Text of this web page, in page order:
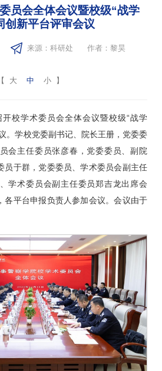
员会全体会议暨校级“战学
创新平台评审会议
来源：科研处
作者：黎昊
【
大 中 小 】
校学术委员会全体会议暨校级“战学
。学校党委副书记、院长王册，党委委
会主任委员张彦春，党委委员、副院
员于群，党委委员、学术委员会副主任
学术委员会副主任委员郑吉龙出席会
各平台申报负责人参加会议。会议由于